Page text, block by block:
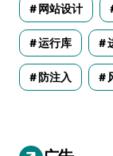
网站设计
运行库
防注入